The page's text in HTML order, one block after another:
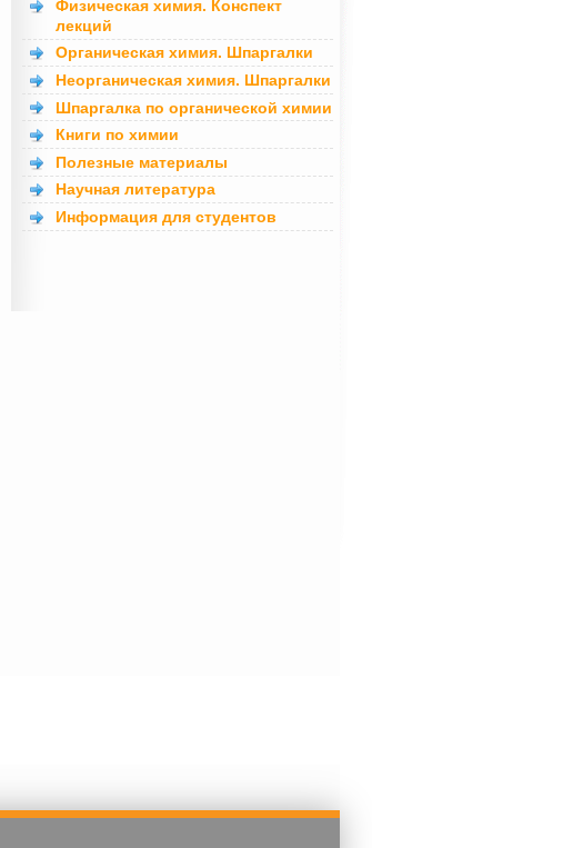
Физическая химия. Конспект
лекций
Органическая химия. Шпаргалки
Неорганическая химия. Шпаргалки
Шпаргалка по органической химии
Книги по химии
Полезные материалы
Научная литература
Информация для студентов